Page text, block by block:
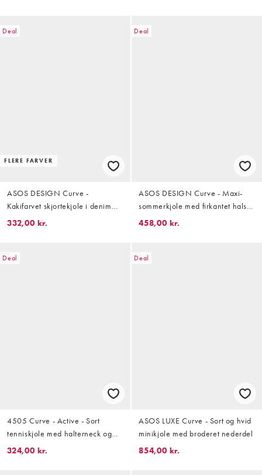
Deal
FLERE FARVER
ASOS DESIGN Curve -
Kakifarvet skjortekjole i denim
med firkantet pasform og
332,00 kr.
Deal
ASOS DESIGN Curve - Maxi-
sommerkjole med firkantet hals
og dyb udskæring i lyserødt
458,00 kr.
Deal
4505 Curve - Active - Sort
tenniskjole med halterneck og
undershorts
324,00 kr.
Deal
ASOS LUXE Curve - Sort og hvid
minikjole med broderet nederdel
854,00 kr.